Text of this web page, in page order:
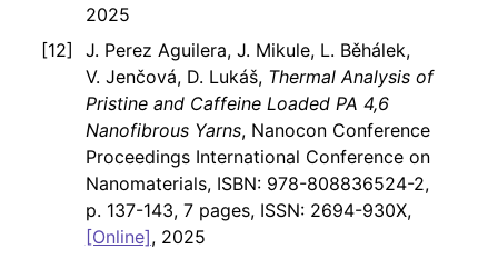
2025
J. Perez Aguilera, J. Mikule, L. Běhálek,
V. Jenčová, D. Lukáš, Thermal Analysis of
Pristine and Caffeine Loaded PA 4,6
Nanofibrous Yarns, Nanocon Conference
Proceedings International Conference on
Nanomaterials, ISBN: 978-808836524-2,
p. 137-143, 7 pages, ISSN: 2694-930X,
[Online], 2025